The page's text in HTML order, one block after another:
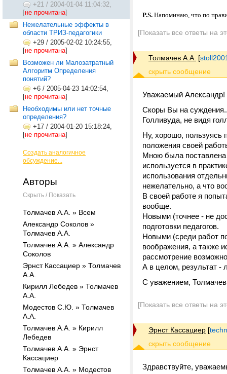
+21 / 2004-01-04 11:04:32,
[не прочитана]
Нежелательные эффекты в
области ТРИЗ-педагогики
+29 / 2005-02-02 10:24:55,
[не прочитана]
Возможен ли Малозатратный
Алгоритм Определения
понятий?
+6 / 2005-04-23 14:02:54,
[не прочитана]
Необходимы или нет точные
определения?
+17 / 2004-01-20 15:18:24,
[не прочитана]
Создать аналогичное
обсуждение...
Авторы
Скрыть / Показать
Толмачев А.А. » Всем
Александр Соколов »
Толмачев А.А.
Толмачев А.А. » Александр
Соколов
Эрнст Кассациер » Толмачев
А.А.
Кирилл Лебедев » Толмачев
А.А.
Модестов С.Ю. » Толмачев
А.А.
Толмачев А.А. » Кирилл
Лебедев
Толмачев А.А. » Эрнст
Кассациер
Толмачев А.А. » Модестов
P.S. Напоминаю, что по
[Показать все ответы на
Толмачев А.А. [
Уважаемый Александр!
Скоры Вы на
Голливуда, не видя
Ну, хорошо, пользуясь
положения своей
Мною была поставлена
используется в
использования
нежелательно, а что
В своей работе я
вообще.
Новыми (точнее - не
подготовки педагогов.
Новыми (среди работ
воображения, а также
рассмотрение
А в целом, результат -
С уважением,
[Показать все ответы на
Эрнст Кассациер [
Здравствуйте,